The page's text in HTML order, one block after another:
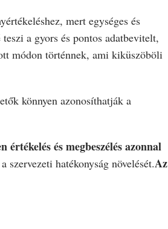
mert egységes és
a gyors és pontos adatbevitelt,
módon történnek, ami kiküszöböli
könnyen azonosíthatják a
értékelés és megbeszélés azonnal
szervezeti hatékonyság növelését.Az